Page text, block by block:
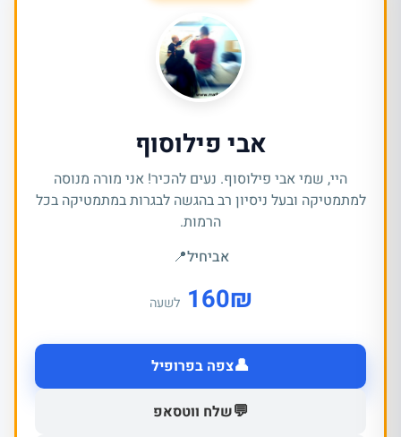
אבי פילוסוף
היי, שמי אבי פילוסוף. נעים להכיר! אני מורה מנוסה
למתמטיקה ובעל ניסיון רב בהגשה לבגרות במתמטיקה בכל
הרמות.
אביחיל📍
₪
160 לשעה
👤צפה בפרופיל
💬שלח ווטסאפ